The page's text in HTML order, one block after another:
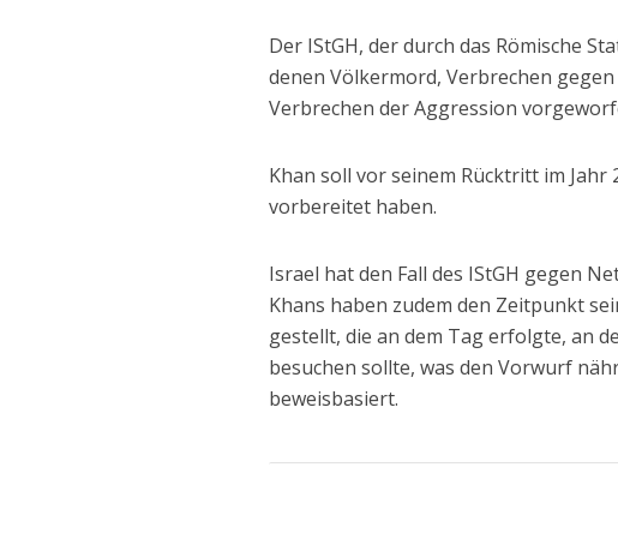
Der IStGH, der durch das Römische
denen Völkermord, Verbrechen
Verbrechen der Aggression
Khan soll vor seinem Rücktritt im
vorbereitet haben.
Israel hat den Fall des IStGH gegen
Khans haben zudem den Zeitpunkt
gestellt, die an dem Tag erfolgte, an
besuchen sollte, was den Vorwurf
beweisbasiert.